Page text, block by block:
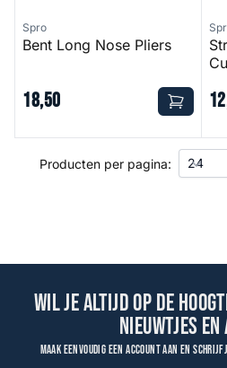
Spro
Bent Long Nose Pliers
18,50 12
Producten per pagina:
Wil je altijd op de
nieuwtjes en
Maak eenvoudig een account aan en